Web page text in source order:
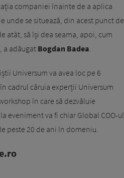
companiei înainte de a aplica
se situează, din acest punct de
să își dea seama, apoi, cum
a adăugatBogdan Badea
Universum va avea loc pe 6
, în cadrul căruia experții Universum
în care să dezvăluie
eveniment va fi chiar Global COO-ul
peste 20 de ani în domeniu.